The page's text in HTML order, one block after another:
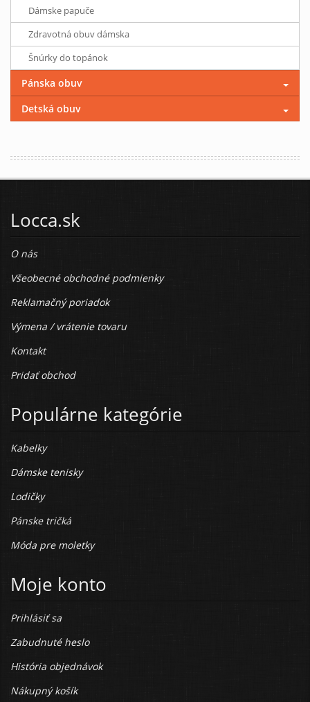
Dámske papuče
Zdravotná obuv dámska
Šnúrky do topánok
Pánska obuv
Detská obuv
Locca.sk
O nás
Všeobecné obchodné podmienky
Reklamačný poriadok
Výmena / vrátenie tovaru
Kontakt
Pridať obchod
Populárne kategórie
Kabelky
Dámske tenisky
Lodičky
Pánske tričká
Móda pre moletky
Moje konto
Prihlásiť sa
Zabudnuté heslo
História objednávok
Nákupný košík